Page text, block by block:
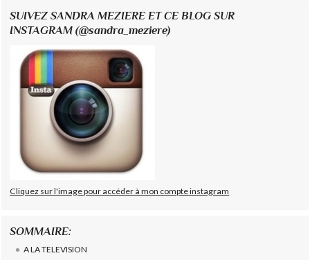
SUIVEZ SANDRA MEZIERE ET CE BLOG SUR
INSTAGRAM (@sandra_meziere)
Cliquez sur l'image pour accéder à mon compte instagram
SOMMAIRE:
A LA TELEVISION